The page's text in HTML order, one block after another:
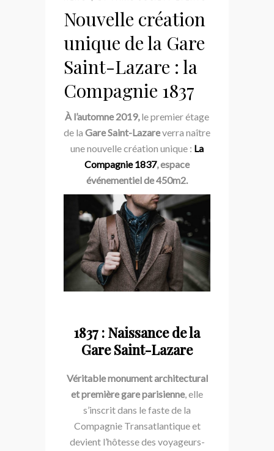
Nouvelle création
unique de la Gare
Saint-Lazare : la
Compagnie 1837
À l’automne 2019, le premier étage
de la Gare Saint-Lazareverra naître
une nouvelle création unique : La
Compagnie 1837, espace
événementiel de 450m2.
1837 : Naissance de la
Gare Saint-Lazare
Véritable monument architectural
et première gare parisienne, elle
s’inscrit dans le faste de la
Compagnie Transatlantique et
devient l’hôtesse des voyageurs-